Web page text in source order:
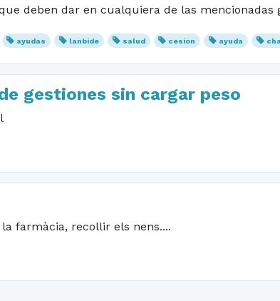
deben dar en cualquiera de las mencionadas
ayudas lanbide salud cesion ayuda
gestiones sin cargar peso
farmàcia, recollir els nens....